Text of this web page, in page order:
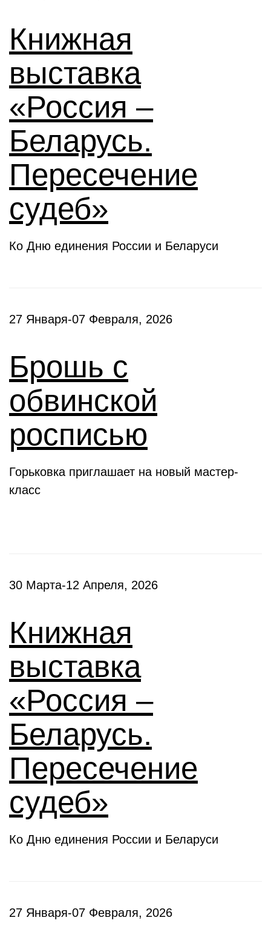
Книжная
выставка
«Россия –
Беларусь.
Пересечение
судеб»
Ко Дню единения России и Беларуси
27 Января-07 Февраля, 2026
Брошь с
обвинской
росписью
Горьковка приглашает на новый мастер-
класс
30 Марта-12 Апреля, 2026
Книжная
выставка
«Россия –
Беларусь.
Пересечение
судеб»
Ко Дню единения России и Беларуси
27 Января-07 Февраля, 2026